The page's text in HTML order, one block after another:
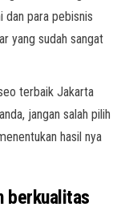
dan para pebisnis
yang sudah sangat
terbaik Jakarta
jangan salah pilih
hasil nya
berkualitas